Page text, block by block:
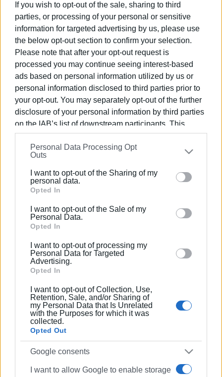
If you wish to opt-out of the sale, sharing to third
parties, or processing of your personal or sensitive
information for targeted advertising by us, please use
the below opt-out section to confirm your selection.
Please note that after your opt-out request is
processed you may continue seeing interest-based
ads based on personal information utilized by us or
personal information disclosed to third parties prior to
your opt-out. You may separately opt-out of the further
disclosure of your personal information by third parties
on the IAB’s list of downstream participants. This
information may also be disclosed by us to third parties
on theIAB’s List of Downstream Participants
that may
further disclose it to other third parties.
Please note that this website/app uses one or more
Google services and may gather and store information
behaviour. You may click to grant or deny consent to
Google and its third-party tags to use your data for
section.
Personal Data Processing Opt
Outs
I want to opt-out of the Sharing of my
personal data.
Opted In
I want to opt-out of the Sale of my
Personal Data.
Opted In
I want to opt-out of processing my
Personal Data for Targeted
Advertising.
Opted In
I want to opt-out of Collection, Use,
Retention, Sale, and/or Sharing of
my Personal Data that Is Unrelated
with the Purposes for which it was
collected.
Opted Out
Google consents
I want to allow Google to enable storage
ανταποκρινόμενος στο θεσμικό του ρόλο, σκοπεύει να
επαναλάβει παρόμοιες δράσεις και στο άμεσο μέλλον,
μεριμνώντας πάντα για την αρτιότερη επιστημονική
κατάρτιση των μελών του, με στόχο τη συνεχιζόμενη
ιατρική εκπαίδευση και την προάσπιση της δημόσιας
υγείας.
Εμφανίσεις: 77
Ακολουθήστε το enimerosi στοFacebook